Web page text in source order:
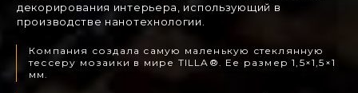
декорирования интерьера, использующий в
производстве нанотехнологии.
Компания создала самую маленькую стеклянную
тессеру мозаики в мире TILLA®. Ее размер 1,5×1,5×1
мм.